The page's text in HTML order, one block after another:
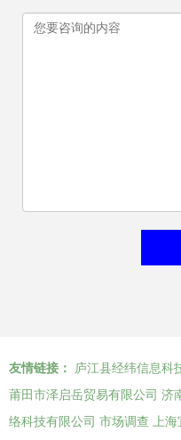
友情链接： 庐江县经纬信息科
莆田市泽启岳贸易有限公司 济
络科技有限公司 市场调查 上